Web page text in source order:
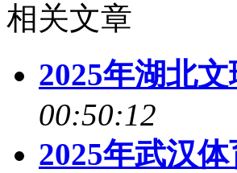
相关文章
2025年湖北
00:50:12
2025年武汉